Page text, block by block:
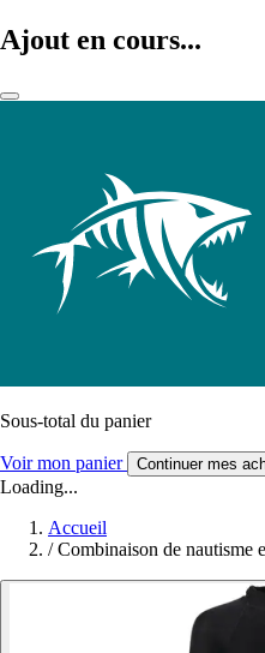
Ajout en cours...
Sous-total du panier
Voir mon panier Continuer mes
Loading...
Accueil
/ Combinaison de nautisme